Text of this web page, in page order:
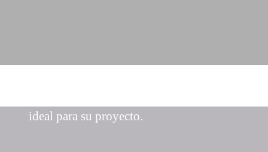
ideal para su proyecto.